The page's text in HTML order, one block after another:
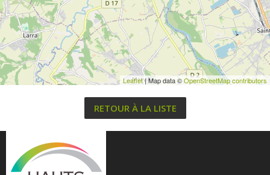
Leaflet| Map data ©OpenStreetMap contributors
RETOUR À LA LISTE